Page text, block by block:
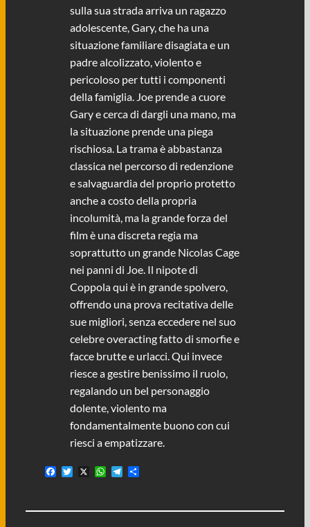
sulla sua strada arriva un ragazzo
adolescente, Gary, che ha una
situazione familiare disagiata e un
padre alcolizzato, violento e
pericoloso per tutti i componenti
della famiglia. Joe prende a cuore
Gary e cerca di dargli una mano, ma
la situazione prende una piega
rischiosa. La trama è abbastanza
classica nel percorso di redenzione
e salvaguardia del proprio protetto
anche a costo della propria
incolumità, ma la grande forza del
film è una discreta regia ma
soprattutto un grande Nicolas Cage
nei panni di Joe. Il nipote di
Coppola qui è in grande spolvero,
offrendo una prova recitativa delle
sue migliori, senza eccedere nel suo
celebre overacting fatto di smorfie e
facce brutte e urlacci. Qui invece
riesce a gestire benissimo il ruolo,
regalando un bel personaggio
dolente, violento ma
fondamentalmente buono con cui
riesci a empatizzare.
F
b
T
t
X
W
s
T
g
C
i